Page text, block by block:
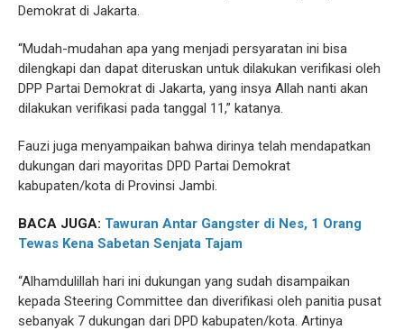
Demokrat di Jakarta.
“Mudah-mudahan apa yang menjadi persyaratan ini bisa
dilengkapi dan dapat diteruskan untuk dilakukan verifikasi oleh
DPP Partai Demokrat di Jakarta, yang insya Allah nanti akan
dilakukan verifikasi pada tanggal 11,” katanya.
Fauzi juga menyampaikan bahwa dirinya telah mendapatkan
dukungan dari mayoritas DPD Partai Demokrat
kabupaten/kota di Provinsi Jambi.
BACA JUGA: Tawuran Antar Gangster di Nes, 1 Orang
Tewas Kena Sabetan Senjata Tajam
“Alhamdulillah hari ini dukungan yang sudah disampaikan
kepada Steering Committee dan diverifikasi oleh panitia pusat
sebanyak 7 dukungan dari DPD kabupaten/kota. Artinya